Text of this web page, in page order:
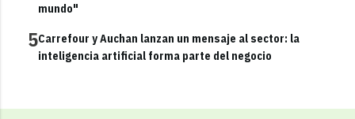
mundo"
5Carrefour y Auchan lanzan un mensaje al sector: la
inteligencia artificial forma parte del negocio